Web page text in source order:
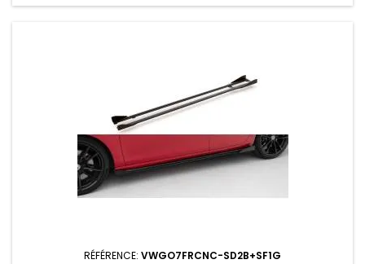
RÉFÉRENCE: VWGO7FRCNC-SD2B+SF1G